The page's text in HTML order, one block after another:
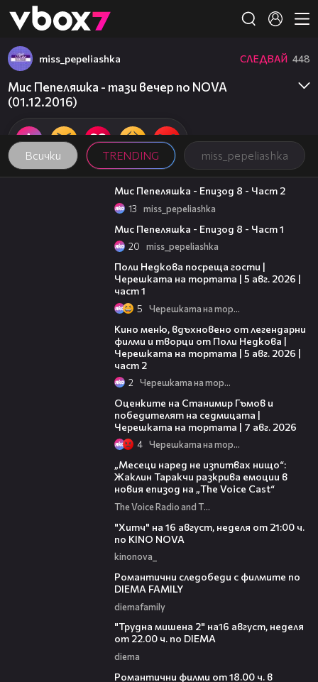
👾
Всички TRENDING miss_pepeliashka
miss_pepeliashka СЛЕДВАЙ 448
Мис Пепеляшка - тази вечер по NOVA
(01.12.2016)
23:57
Мис Пепеляшка - Епизод 8 - Част 2
13 miss_pepeliashka
Мис Пепеляшка - Епизод 8 - Част 1
20 miss_pepeliashka
Поли Недкова посреща гости |
Черешката на тортата | 5 авг. 2026 |
част 1
5 Черешката на тортата
Кино меню, вдъхновено от легендарни
филми и творци от Поли Недкова |
Черешката на тортата | 5 авг. 2026 |
част 2
2 Черешката на тортата
Оценките на Станимир Гъмов и
победителят на седмицата |
Черешката на тортата | 7 авг. 2026
4 Черешката на тортата
„Месеци наред не изпитвах нищо“:
Жаклин Таракчи разкрива емоции в
новия епизод на „The Voice Cast“
The Voice Radio and TV Bulgaria
"Хитч" на 16 август, неделя от 21:00 ч.
по KINO NOVA
kinonova_
Романтични следобеди с филмите по
DIEMA FAMILY
diemafamily
"Трудна мишена 2" на16 август, неделя
от 22.00 ч. по DIEMA
diema
Романтични филми от 18.00 ч. в